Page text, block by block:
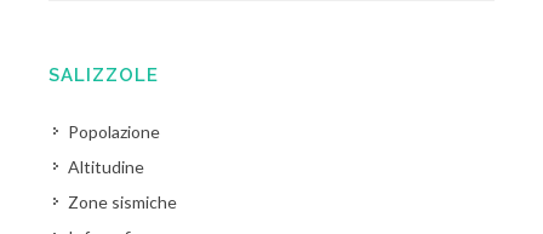
SALIZZOLE
Popolazione
Altitudine
Zone sismiche